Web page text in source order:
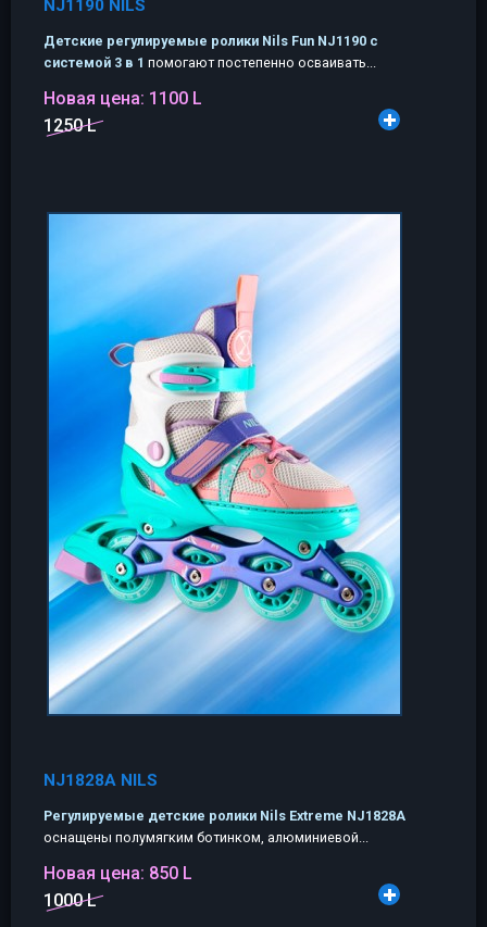
NJ1190 NILS
Детские регулируемые ролики Nils Fun NJ1190 с
системой 3 в 1 помогают постепенно осваивать...
Новая цена: 1100 L
1250 L
NJ1828A NILS
Регулируемые детские ролики Nils Extreme NJ1828A
оснащены полумягким ботинком, алюминиевой...
Новая цена: 850 L
1000 L